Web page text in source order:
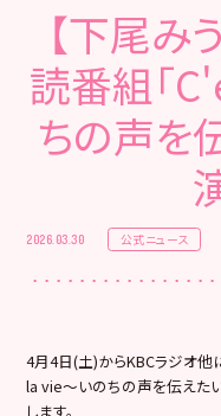
【下尾み
読番組「
ちの声を
2026.03.30 公式ニュース
4月4日(土)からKBCラジオ他
la vie〜いのちの声を伝えた
します。